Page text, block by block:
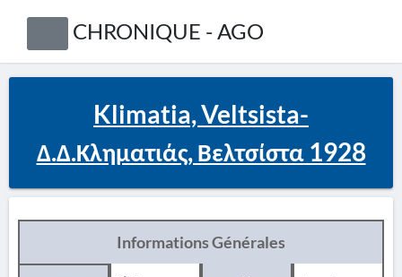
CHRONIQUE - AGO
Klimatia, Veltsista-
Δ.Δ.Κληματιάς, Βελτσίστα 1928
Informations Générales